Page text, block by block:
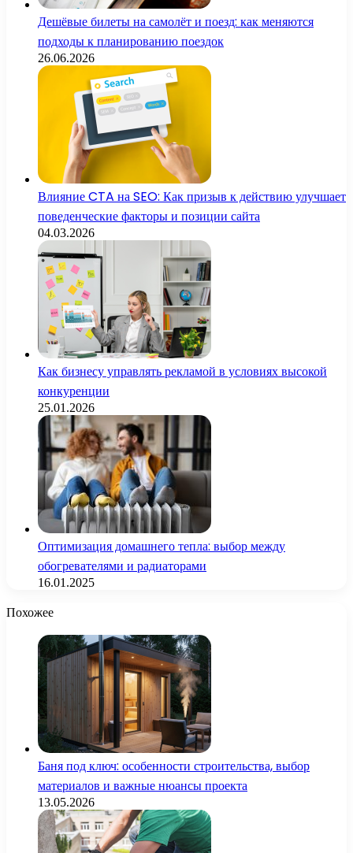
Дешёвые билеты на самолёт и поезд: как меняются
подходы к планированию поездок
26.06.2026
Влияние CTA на SEO: Как призыв к действию улучшает
поведенческие факторы и позиции сайта
04.03.2026
Как бизнесу управлять рекламой в условиях высокой
конкуренции
25.01.2026
Оптимизация домашнего тепла: выбор между
обогревателями и радиаторами
16.01.2025
Похожее
Баня под ключ: особенности строительства, выбор
материалов и важные нюансы проекта
13.05.2026